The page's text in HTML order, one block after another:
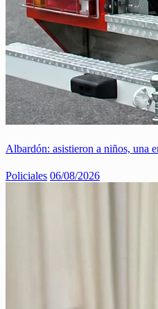
Albardón: asistieron a niños, una
Policiales 06/08/2026